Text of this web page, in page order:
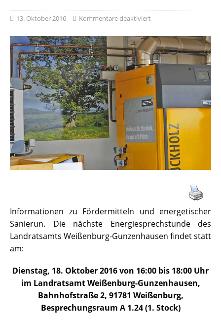
13. Oktober 2016 Kommentare deaktiviert
Informationen zu Fördermitteln und energetischer
Sanierun. Die nächste Energiesprechstunde des
Landratsamts Weißenburg-Gunzenhausen findet statt
am:
Dienstag, 18. Oktober 2016 von 16:00 bis 18:00 Uhr
im Landratsamt Weißenburg-Gunzenhausen,
Bahnhofstraße 2, 91781 Weißenburg,
Besprechungsraum A 1.24 (1. Stock)